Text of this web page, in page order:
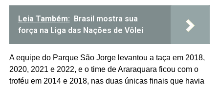
Leia Também: Brasil mostra sua
força na Liga das Nações de Vôlei
A equipe do Parque São Jorge levantou a taça em 2018,
2020, 2021 e 2022, e o time de Araraquara ficou com o
troféu em 2014 e 2018, nas duas únicas finais que havia